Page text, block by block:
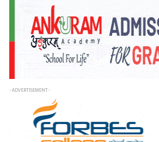
- ADVERTISEMENT -